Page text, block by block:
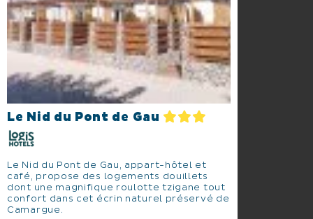
Le Nid du Pont de Gau
Le Nid du Pont de Gau, appart-hôtel et
café, propose des logements douillets
dont une magnifique roulotte tzigane tout
confort dans cet écrin naturel préservé de
Camargue.